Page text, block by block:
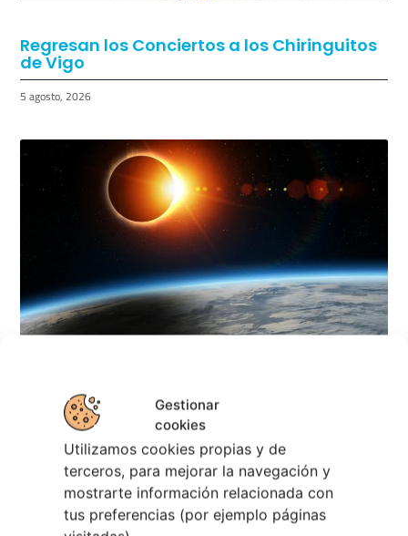
Gestionar
cookies
Utilizamos cookies propias y de
terceros, para mejorar la navegación y
mostrarte información relacionada con
tus preferencias (por ejemplo páginas
Regresan los Conciertos a los Chiringuitos
de Vigo
5 agosto, 2026
Eclipse Solar 2026 en Vigo: el Gran Evento
Astronómico
4 agosto, 2026